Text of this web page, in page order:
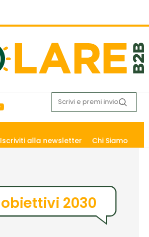
Iscriviti alla newsletter Chi Siamo
obiettivi 2030